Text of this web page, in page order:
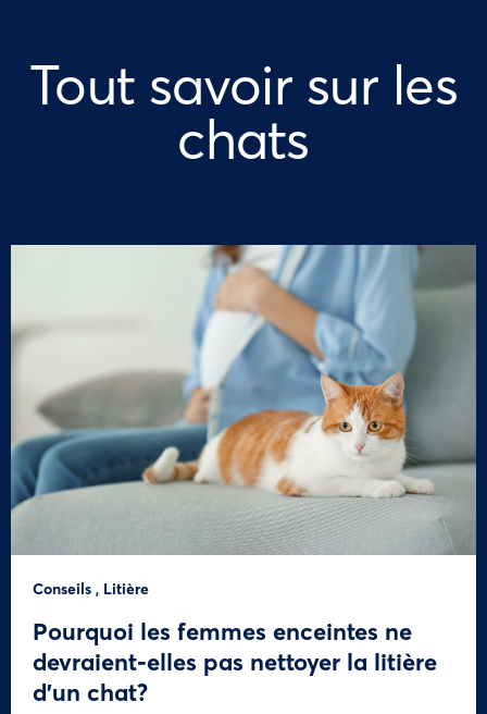
Tout savoir sur les
chats
Conseils , Litière
Pourquoi les femmes enceintes ne
devraient-elles pas nettoyer la litière
d’un chat?